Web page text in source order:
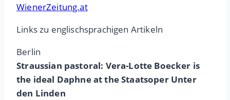
WienerZeitung.at
Links zu englischsprachigen Artikeln
Berlin
Straussian pastoral: Vera-Lotte Boecker is
the ideal Daphne at the Staatsoper Unter
den Linden